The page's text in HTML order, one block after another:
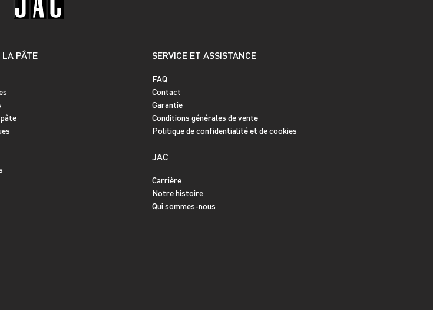
LA PÂTE SERVICE ET ASSISTANCE
FAQ
Contact
Garantie
Conditions générales de vente
Politique de confidentialité et de cookies
JAC
Carrière
Notre histoire
Qui sommes-nous